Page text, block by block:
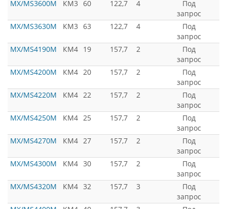
MX/MS3600M
КМ3 60 122,7 4
Под
запрос
MX/MS3630M
КМ3 63 122,7 4
Под
запрос
MX/MS4190M
КМ4 19 157,7 2
Под
запрос
MX/MS4200M
КМ4 20 157,7 2
Под
запрос
MX/MS4220M
КМ4 22 157,7 2
Под
запрос
MX/MS4250M
КМ4 25 157,7 2
Под
запрос
MX/MS4270M
КМ4 27 157,7 2
Под
запрос
MX/MS4300M
КМ4 30 157,7 2
Под
запрос
MX/MS4320M
КМ4 32 157,7 3
Под
запрос